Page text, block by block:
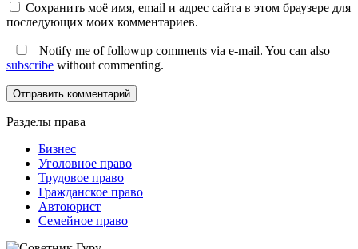
Сохранить моё имя, email и адрес сайта в этом браузере для
последующих моих комментариев.
Notify me of followup comments via e-mail. You can also
subscribe without commenting.
Разделы права
Бизнес
Уголовное право
Трудовое право
Гражданское право
Автоюрист
Семейное право